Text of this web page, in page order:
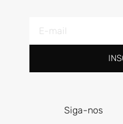
mail
Siga-nos